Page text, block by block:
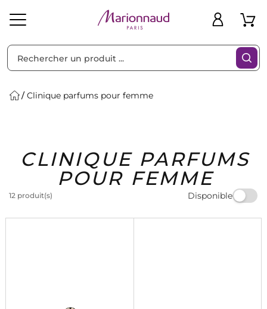
Solaire Homme Marques Idées
Cadeaux
Bons
Plans
Clinique parfums pour femme
CLINIQUE PARFUMS
POUR FEMME
12 produit(s) Disponible
Filtres